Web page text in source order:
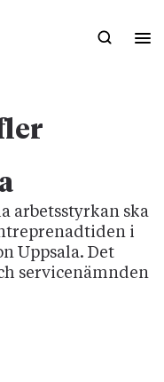
arbetsstyrkan ska
i
Uppsala. Det
servicenämnden